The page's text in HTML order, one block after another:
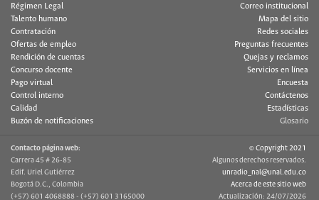
Régimen Legal
Talento humano
Contratación
Ofertas de empleo
Rendición de cuentas
Concurso docente
Pago virtual
Control interno
Calidad
Buzón de notificaciones
Correo institucional
Mapa del sitio
Redes sociales
Preguntas frecuentes
Quejas y reclamos
Servicios en línea
Encuesta
Contáctenos
Estadísticas
Glosario
Contacto página web:
Carrera 45 # 26-85
Edif. Uriel Gutiérrez
Bogotá D.C., Colombia
(+57) 601 4068888 - (+57) 601 3165000
© Copyright 2021
Algunos derechos reservados.
unradio_nal@unal.edu.co
Acerca de este sitio web
Actualización: 24/07/2026